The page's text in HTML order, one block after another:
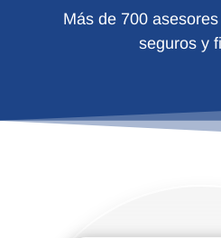
Más de 700
seguros y